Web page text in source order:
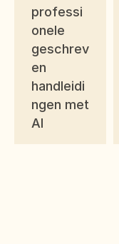
professi
onele
geschrev
en
handleidi
ngen met
AI